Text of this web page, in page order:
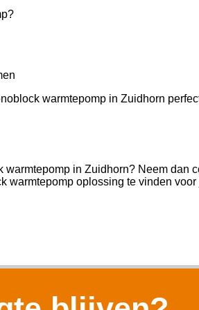
warmtepomp in Zuidhorn
in Zuidhorn? Neem dan
warmtepomp oplossing te vinden